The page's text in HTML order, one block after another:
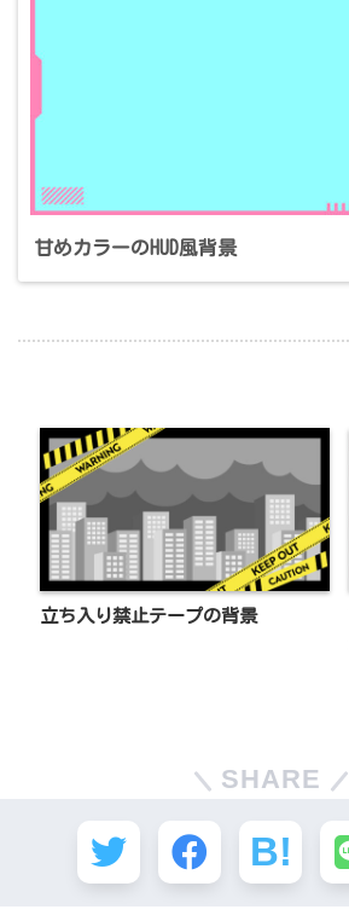
甘めカラーのHUD風背景
立ち入り禁止テープの背景
SHARE